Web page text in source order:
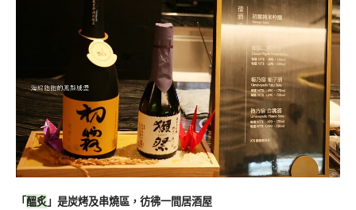
「醞炙 」是炭烤及串燒區，彷彿一間居酒屋